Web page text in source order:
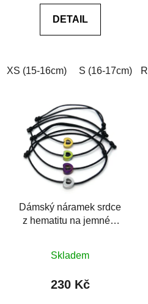
DETAIL
XS (15-16cm) S (16-17cm)
Dámský náramek srdce
z hematitu na jemném
hodnocení
produktu
Skladem
230 Kč